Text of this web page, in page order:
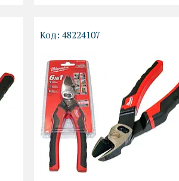
48224107